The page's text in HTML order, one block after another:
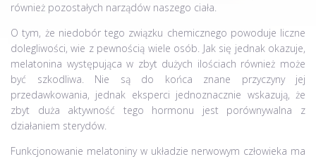
również pozostałych narządów naszego ciała.
O tym, że niedobór tego związku chemicznego powoduje liczne
dolegliwości, wie z pewnością wiele osób. Jak się jednak okazuje,
melatonina występująca w zbyt dużych ilościach również może
być szkodliwa. Nie są do końca znane przyczyny jej
przedawkowania, jednak eksperci jednoznacznie wskazują, że
zbyt duża aktywność tego hormonu jest porównywalna z
działaniem sterydów.
Funkcjonowanie melatoniny w układzie nerwowym człowieka ma